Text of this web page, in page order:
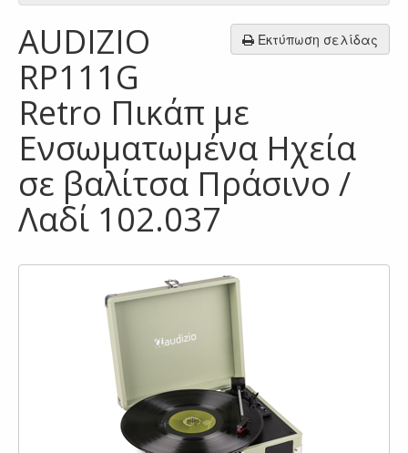
Εκτύπωση σελίδας
AUDIZIO
RP111G
Retro Πικάπ με
Ενσωματωμένα Ηχεία
σε βαλίτσα Πράσινο /
Λαδί 102.037